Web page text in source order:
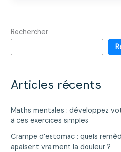
complet,
lequel
Rechercher
Articles récents
Maths mentales : développez
à ces exercices simples
Crampe d’estomac : quels
apaisent vraiment la douleur ?